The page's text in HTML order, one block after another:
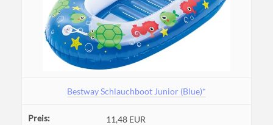
Bestway Schlauchboot Junior (Blue)*
11,48 EUR